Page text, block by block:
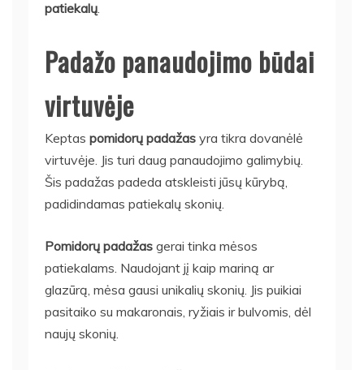
patiekalų.
Padažo panaudojimo būdai
virtuvėje
Keptas pomidorų padažas yra tikra dovanėlė
virtuvėje. Jis turi daug panaudojimo galimybių.
Šis padažas padeda atskleisti jūsų kūrybą,
padidindamas patiekalų skonių.
Pomidorų padažas gerai tinka mėsos
patiekalams. Naudojant jį kaip mariną ar
glazūrą, mėsa gausi unikalių skonių. Jis puikiai
pasitaiko su makaronais, ryžiais ir bulvomis, dėl
naujų skonių.